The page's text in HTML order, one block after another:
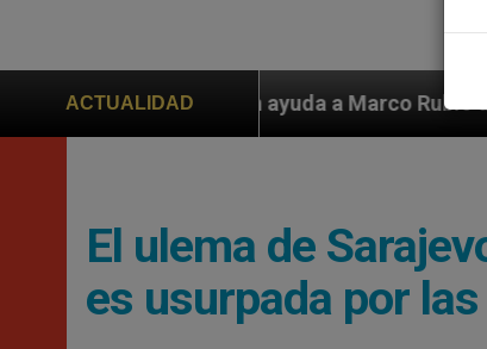
ACTUALIDAD
ayuda a Marco Rubio ante persecución de
El ulema de
es usurpada por